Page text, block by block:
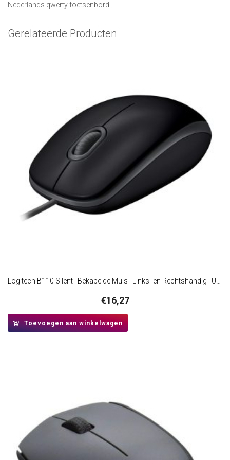
Nederlands qwerty-toetsenbord.
Gerelateerde Producten
Logitech B110 Silent | Bekabelde Muis | Links- en Rechtshandig | USB-A | 1000 DPI | Zwart
€16,27
Toevoegen aan winkelwagen